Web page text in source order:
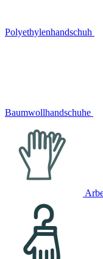
Polyethylenhandschuh
Baumwollhandschuhe